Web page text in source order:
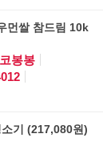
먼쌀 참드림 10k
봉봉
기 (217,080원)